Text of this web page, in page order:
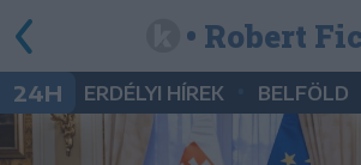
• Robert
24H ERDÉLYI HÍREK BELFÖLD